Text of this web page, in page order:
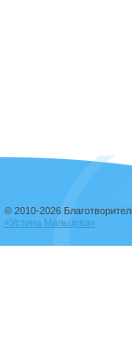
© 2010-2026
«Устина Мальцева»